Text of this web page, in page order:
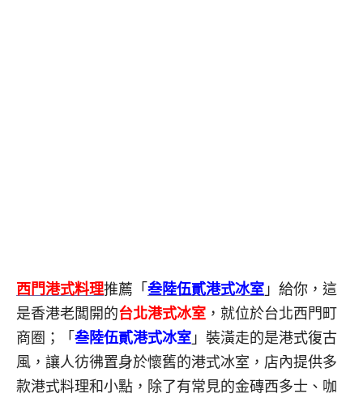
西門港式料理推薦「 叁陸伍貳港式冰室 」給你，這
是香港老闆開的台北港式冰室 ，就位於台北西門町
商圈；「 叁陸伍貳港式冰室 」裝潢走的是港式復古
風，讓人彷彿置身於懷舊的港式冰室，店內提供多
款港式料理和小點，除了有常見的金磚西多士、咖